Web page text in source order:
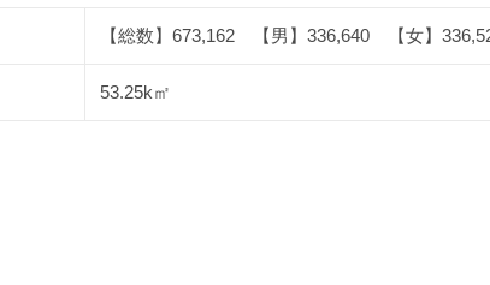
【総数】673,162 【男】336,640 【女】
53.25k㎡